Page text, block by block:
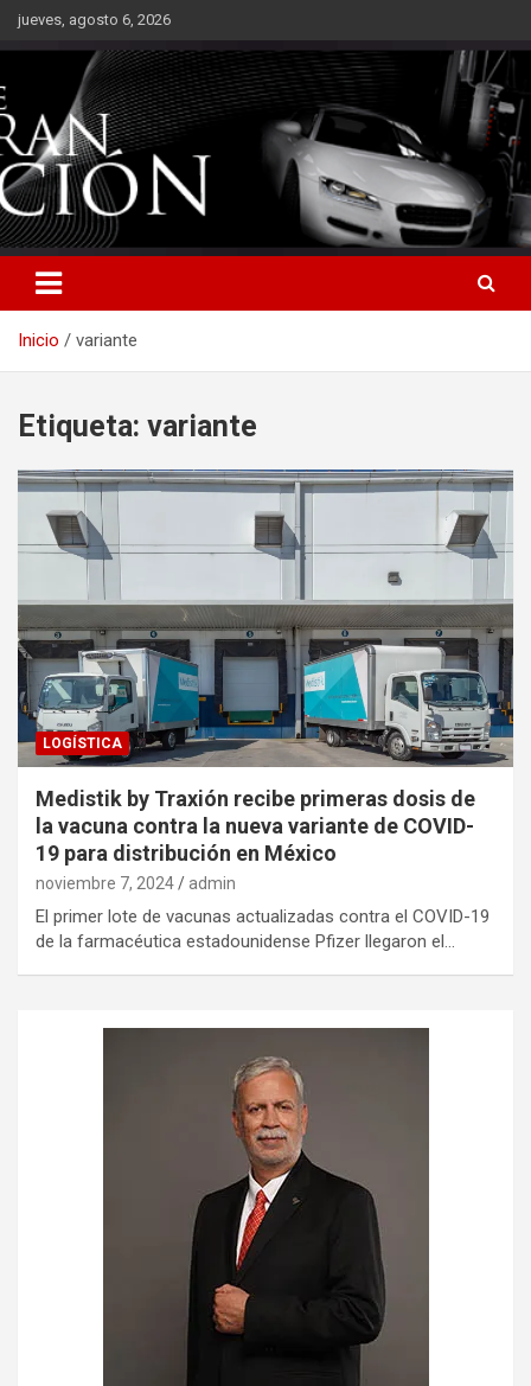
Saltarjueves, agosto 6, 2026
Inicio variante
Etiqueta: variante
LOGÍSTICA
Medistik by Traxión recibe primeras dosis de
la vacuna contra la nueva variante de COVID-
19 para distribución en México
noviembre 7, 2024 admin
El primer lote de vacunas actualizadas contra el COVID-19
de la farmacéutica estadounidense Pfizer llegaron el…